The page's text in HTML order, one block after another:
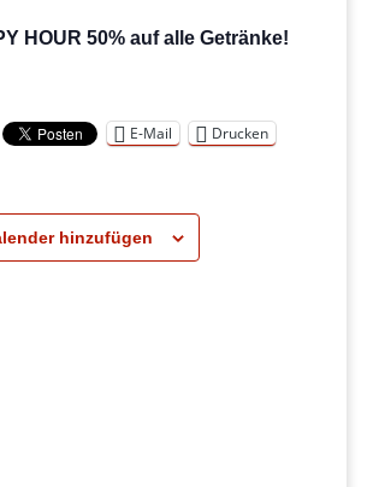
HOUR 50% auf alle Getränke!
E-Mail Drucken
hinzufügen